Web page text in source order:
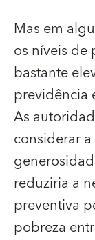
Mas em
os níveis de
bastante
previdência
As
considerar
reduziria a
preventiva
pobreza